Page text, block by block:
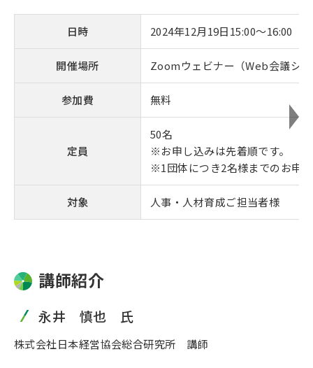
日時 2024年12月19日15:00〜16:00（
開催場所 Zoomウェビナー（Web会議シ
参加費 無料
定員
50名
※お申し込みは先着順です。
※1団体につき2名様までのお申
対象 人事・人材育成ご担当者様
講師紹介
永井 慎也 氏
株式会社日本経営協会総合研究所 講師